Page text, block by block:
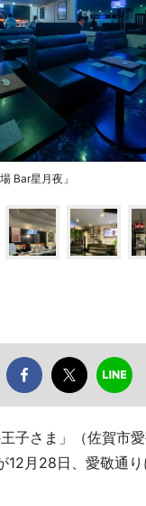
Bar星月夜」
王子さま」（佐賀市
月28日、愛敬通り